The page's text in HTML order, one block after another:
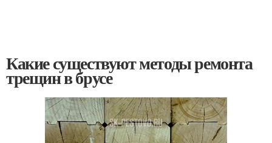
Какие существуют методы ремонта
трещин в брусе